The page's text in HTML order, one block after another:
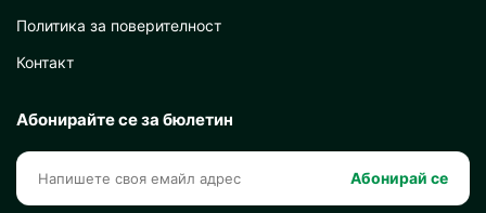
Политика за поверителност
Контакт
Абонирайте се за бюлетин
Абонирай се